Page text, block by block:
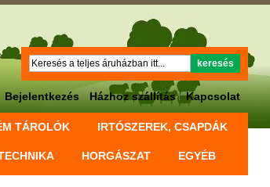
Keresés
keresés
Bejelentkezés Házhoz szállítás Kapcsolat
TÁROLÓK IRTÓSZEREK, CSAPDÁK
HORGÁSZAT EGYÉB